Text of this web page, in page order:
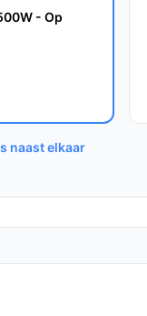
- Op
naast elkaar